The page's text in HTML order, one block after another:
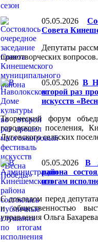
05.05.2026
Совета
Депутаты
правотворческих вопросов.
05.05.2026 В
второй раз
искусств
Творческий форум
городского поселения,
Луговского сельских
05.05.2026
В
района
итогам
С докладом перед
и общественностью
управления Ольга